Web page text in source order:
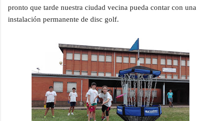
pronto que tarde nuestra ciudad vecina pueda contar con una
instalación permanente de disc golf.